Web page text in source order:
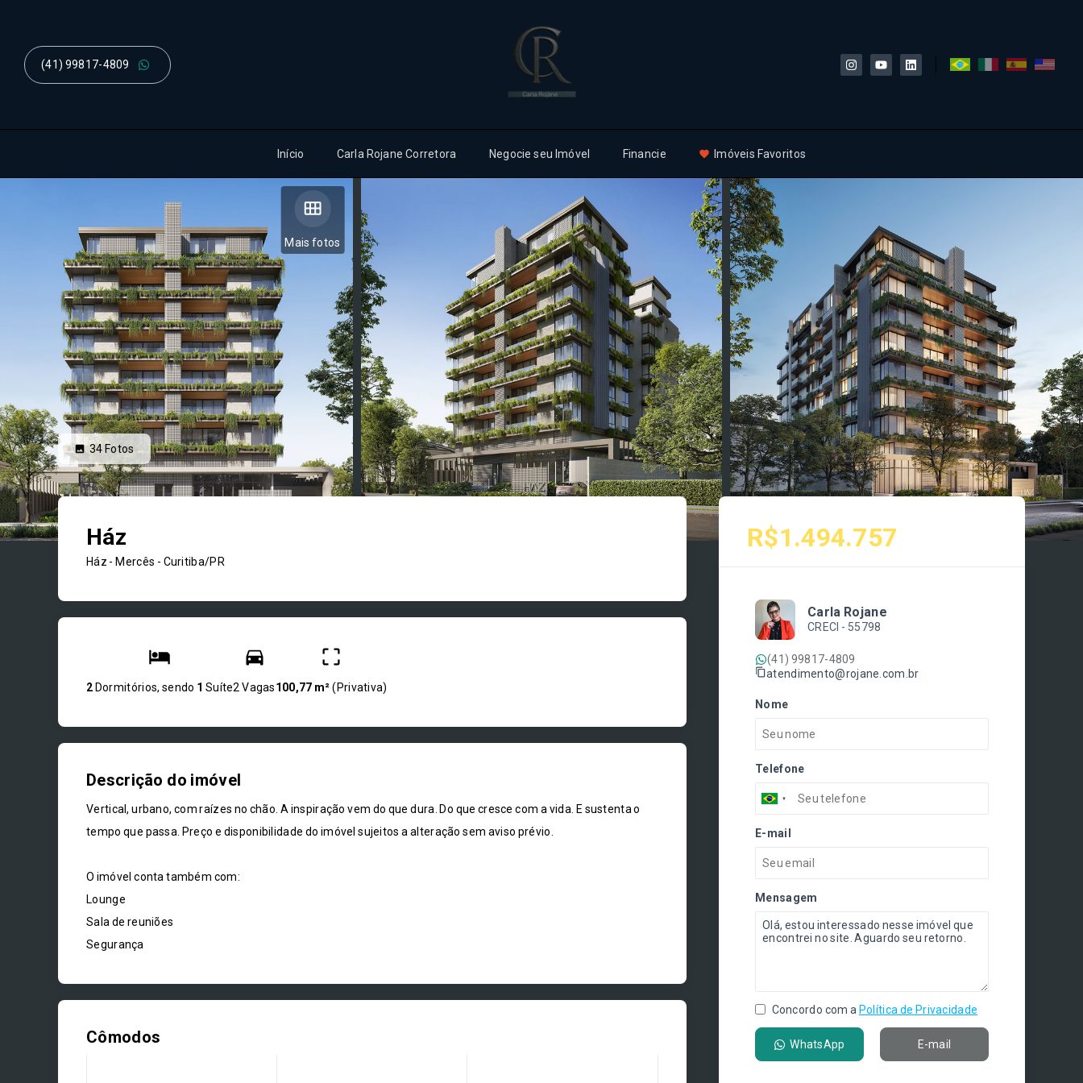
(41) 99817-4809
Início Carla Rojane Corretora Negocie seu Imóvel Financie Imóveis Favoritos
Mais fotos
34 Fotos
Ház
Ház - Mercês - Curitiba/PR
2 Dormitórios, sendo 1 Suíte2 Vagas100,77 m² ( Privativa)
Descrição do imóvel
Vertical, urbano, com raízes no chão. A inspiração vem do que dura. Do que cresce com a vida. E sustenta o
tempo que passa. Preço e disponibilidade do imóvel sujeitos a alteração sem aviso prévio.
O imóvel conta também com:
Lounge
Sala de reuniões
Segurança
Cômodos
R$1.494.757
Carla Rojane
CRECI - 55798
(41) 99817-4809
atendimento@rojane.com.br
Nome
Telefone
E-mail
Mensagem
Concordo com a Política de Privacidade
WhatsApp E-mail